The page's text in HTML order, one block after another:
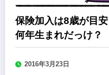
保険加入は8歳が目
何年生まれだっけ？
2016年3月23日